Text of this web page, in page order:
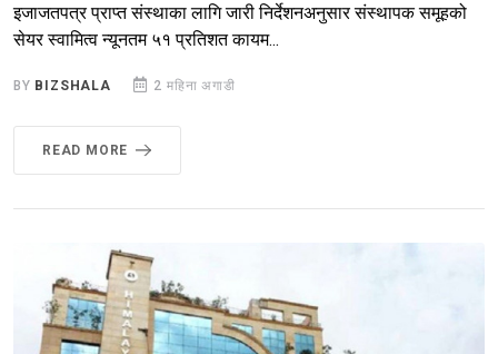
इजाजतपत्र प्राप्त संस्थाका लागि जारी निर्देशनअनुसार संस्थापक समूहको
सेयर स्वामित्व न्यूनतम ५१ प्रतिशत कायम...
BY BIZSHALA 2 महिना अगाडी
READ MORE